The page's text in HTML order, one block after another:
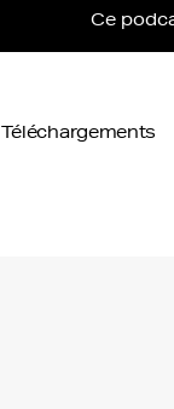
Ce
Téléchargements